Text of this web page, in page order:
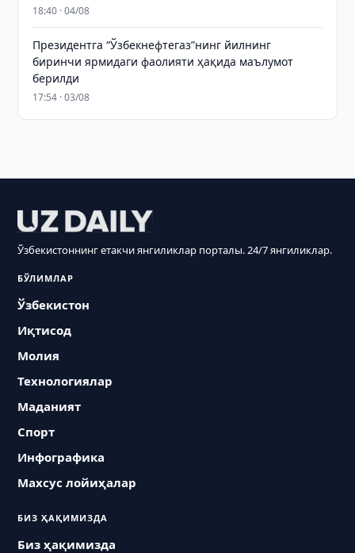
18:40 · 04/08
Президентга “Ўзбекнефтегаз”нинг йилнинг
биринчи ярмидаги фаолияти ҳақида маълумот
берилди
17:54 · 03/08
Ўзбекистоннинг етакчи янгиликлар порталы. 24/7 янгиликлар.
БЎЛИМЛАР
Ўзбекистон
Иқтисод
Молия
Технологиялар
Маданият
Спорт
Инфографика
Махсус лойиҳалар
БИЗ ҲАҚИМИЗДА
Биз ҳақимизда